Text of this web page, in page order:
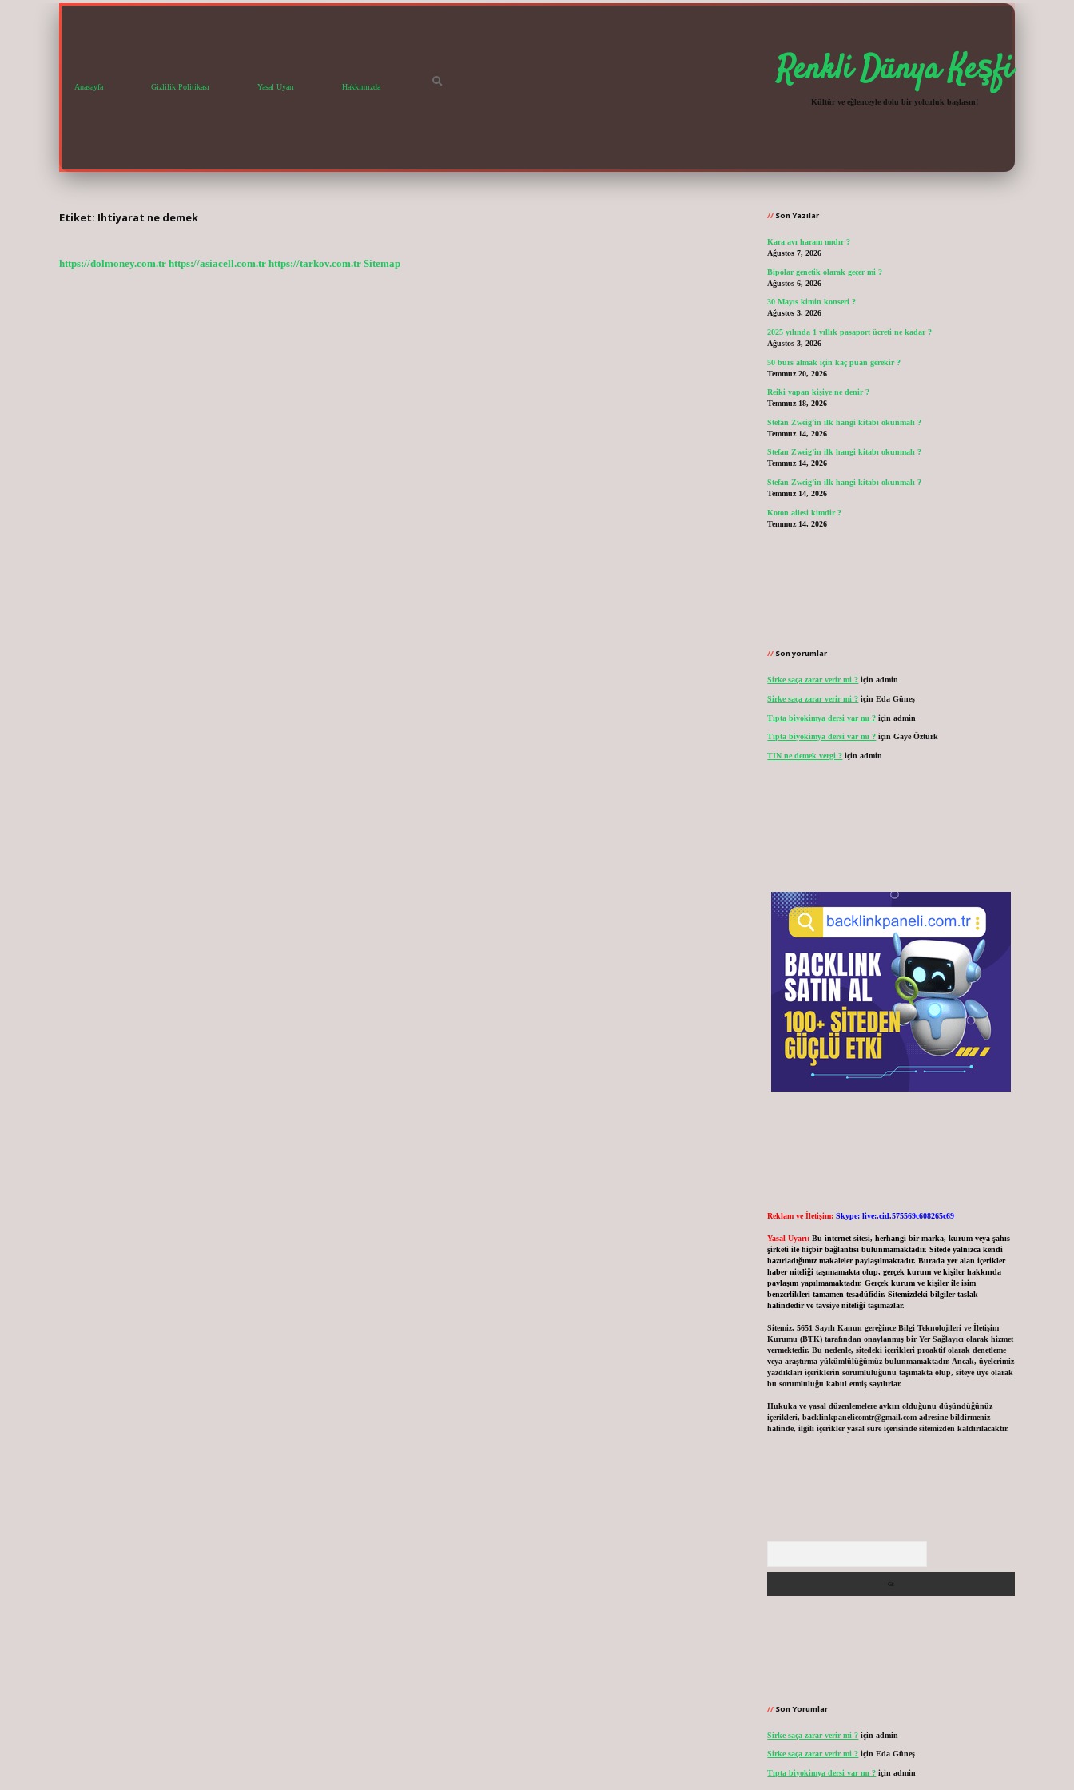
Anasayfa Gizlilik Politikası Yasal Uyarı Hakkımızda Renkli Dünya Keşfi
Kültür ve eğlenceyle dolu bir yolculuk başlasın!
Etiket: Ihtiyarat ne demek
https://dolmoney.com.tr https://asiacell.com.tr https://tarkov.com.tr Sitemap
Sidebar
Son Yazılar
Kara avı haram mıdır ?
Ağustos 7, 2026
Bipolar genetik olarak geçer mi ?
Ağustos 6, 2026
30 Mayıs kimin konseri ?
Ağustos 3, 2026
2025 yılında 1 yıllık pasaport ücreti ne kadar ?
Ağustos 3, 2026
50 burs almak için kaç puan gerekir ?
Temmuz 20, 2026
Reiki yapan kişiye ne denir ?
Temmuz 18, 2026
Stefan Zweig’in ilk hangi kitabı okunmalı ?
Temmuz 14, 2026
Stefan Zweig’in ilk hangi kitabı okunmalı ?
Temmuz 14, 2026
Stefan Zweig’in ilk hangi kitabı okunmalı ?
Temmuz 14, 2026
Koton ailesi kimdir ?
Temmuz 14, 2026
Son yorumlar
Sirke saça zarar verir mi ? içinadmin
Sirke saça zarar verir mi ? içinEda Güneş
Tıpta biyokimya dersi var mı ? içinadmin
Tıpta biyokimya dersi var mı ? içinGaye Öztürk
TIN ne demek vergi ? içinadmin
Reklam ve İletişim: Skype: live:.cid.575569c608265c69
Yasal Uyarı: Bu internet sitesi, herhangi bir marka, kurum veya şahıs
şirketi ile hiçbir bağlantısı bulunmamaktadır. Sitede yalnızca kendi
hazırladığımız makaleler paylaşılmaktadır. Burada yer alan içerikler
haber niteliği taşımamakta olup, gerçek kurum ve kişiler hakkında
paylaşım yapılmamaktadır. Gerçek kurum ve kişiler ile isim
benzerlikleri tamamen tesadüfidir. Sitemizdeki bilgiler taslak
halindedir ve tavsiye niteliği taşımazlar.
Sitemiz, 5651 Sayılı Kanun gereğince Bilgi Teknolojileri ve İletişim
Kurumu (BTK) tarafından onaylanmış bir Yer Sağlayıcı olarak hizmet
vermektedir. Bu nedenle, sitedeki içerikleri proaktif olarak denetleme
veya araştırma yükümlülüğümüz bulunmamaktadır. Ancak, üyelerimiz
yazdıkları içeriklerin sorumluluğunu taşımakta olup, siteye üye olarak
bu sorumluluğu kabul etmiş sayılırlar.
Hukuka ve yasal düzenlemelere aykırı olduğunu düşündüğünüz
içerikleri,backlinkpanelicomtr@gmail.com adresine bildirmeniz
halinde, ilgili içerikler yasal süre içerisinde sitemizden kaldırılacaktır.
Son Yorumlar
Sirke saça zarar verir mi ? içinadmin
Sirke saça zarar verir mi ? içinEda Güneş
Tıpta biyokimya dersi var mı ? içinadmin